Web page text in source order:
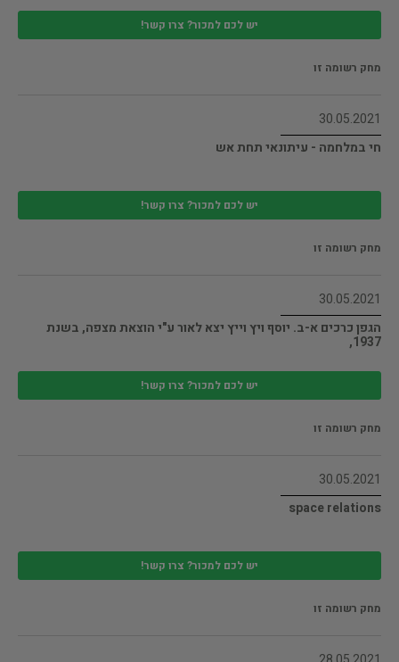
יש לכם למכור? צרו קשר!
מחק רשומה זו
30.05.2021
חי במלחמה - עיתונאי תחת אש
יש לכם למכור? צרו קשר!
מחק רשומה זו
30.05.2021
הגפן כרכים א-ב. יוסף ויץ וייץ יצא לאור ע"י הוצאת מצפה, בשנת
1937,
יש לכם למכור? צרו קשר!
מחק רשומה זו
30.05.2021
space relations
יש לכם למכור? צרו קשר!
מחק רשומה זו